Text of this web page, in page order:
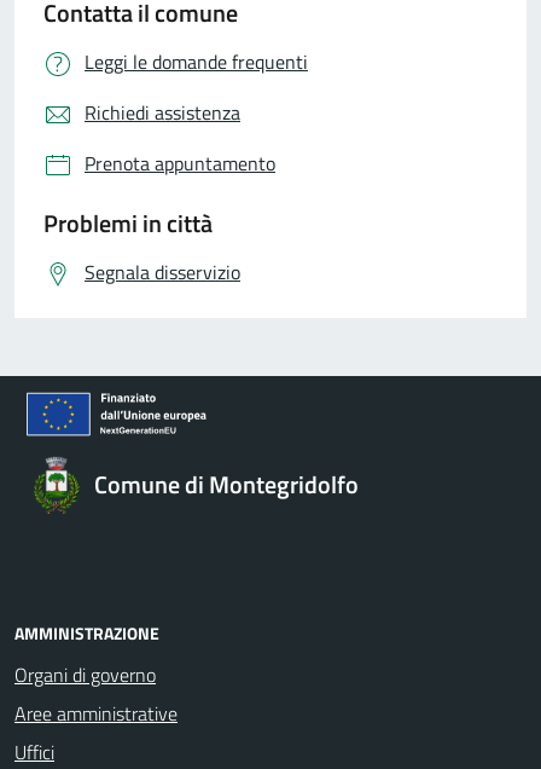
Contatta il comune
Leggi le domande frequenti
Richiedi assistenza
Prenota appuntamento
Problemi in città
Segnala disservizio
Comune di Montegridolfo
AMMINISTRAZIONE
Organi di governo
Aree amministrative
Uffici